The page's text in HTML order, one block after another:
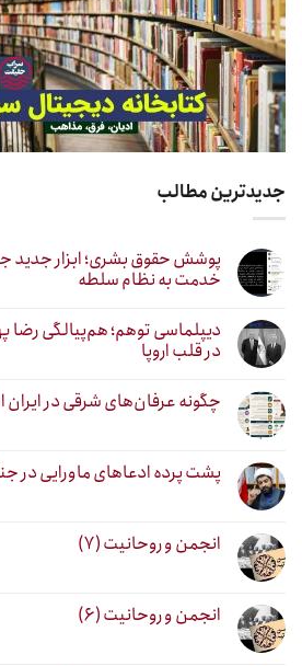
جدیدترین مطالب
پوشش حقوق بشری؛ ابزار جدید
خدمت به نظام سلطه
دیپلماسی توهم؛ هم‌پیالگی رضا
در قلب اروپا
چگونه عرفان‌های شرقی در
پشت پرده ادعاهای ماورایی در
انجمن و روحانیت (۷)
انجمن و روحانیت (۶)